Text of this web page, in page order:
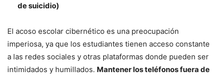
de suicidio)
El acoso escolar cibernético es una preocupación
imperiosa, ya que los estudiantes tienen acceso constante
a las redes sociales y otras plataformas donde pueden ser
intimidados y humillados. Mantener los teléfonos fuera de